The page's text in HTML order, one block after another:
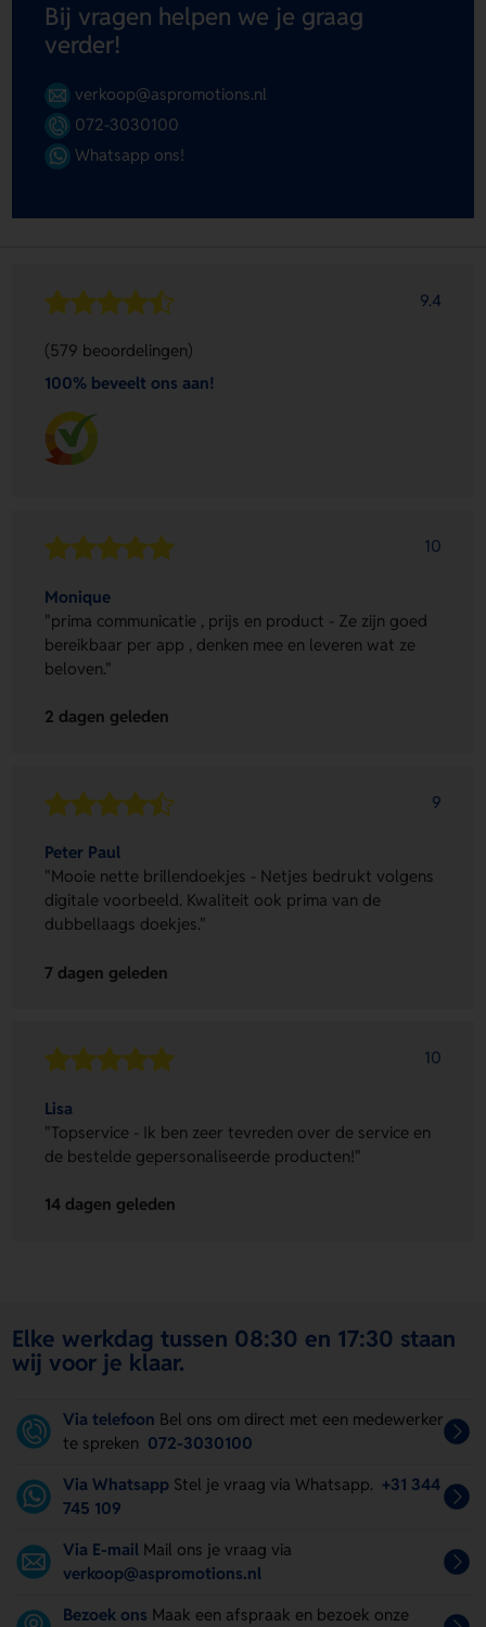
Bij vragen helpen we je graag
verder!
verkoop@aspromotions.nl
072-3030100
Whatsapp ons!
9.4
(579 beoordelingen)
100% beveelt ons aan!
10
Monique
"prima communicatie , prijs en product - Ze zijn goed
bereikbaar per app , denken mee en leveren wat ze
beloven."
2 dagen geleden
9
Peter Paul
"Mooie nette brillendoekjes - Netjes bedrukt volgens
digitale voorbeeld. Kwaliteit ook prima van de
dubbellaags doekjes."
7 dagen geleden
10
Lisa
"Topservice - Ik ben zeer tevreden over de service en
de bestelde gepersonaliseerde producten!"
14 dagen geleden
Elke werkdag tussen 08:30 en 17:30 staan
wij voor je klaar.
Via telefoon Bel ons om direct met een medewerker
te spreken 072-3030100
Via Whatsapp Stel je vraag via Whatsapp. +31 344
745 109
Via E-mail Mail ons je vraag via
verkoop@aspromotions.nl
Bezoek ons Maak een afspraak en bezoek onze